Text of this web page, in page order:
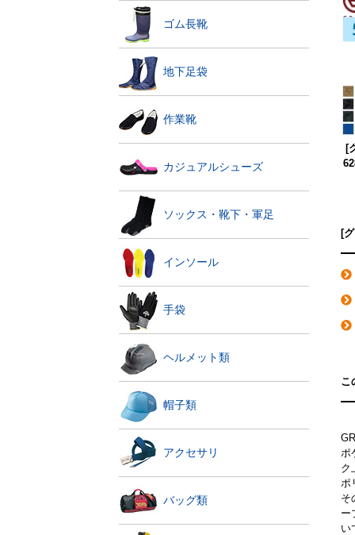
ゴム長靴
地下足袋
作業靴
カジュアルシューズ
ソックス・靴下・軍足
インソール
手袋
ヘルメット類
帽子類
アクセサリ
バッグ類
[
[
こ
ポ
ク
ポ
そ
ー
い